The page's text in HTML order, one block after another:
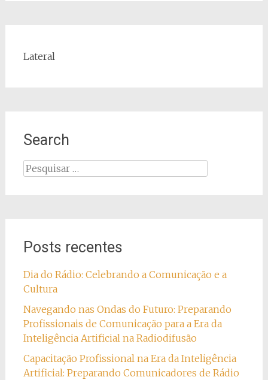
Lateral
Search
Pesquisar
por:
Posts recentes
Dia do Rádio: Celebrando a Comunicação e a
Cultura
Navegando nas Ondas do Futuro: Preparando
Profissionais de Comunicação para a Era da
Inteligência Artificial na Radiodifusão
Capacitação Profissional na Era da Inteligência
Artificial: Preparando Comunicadores de Rádio